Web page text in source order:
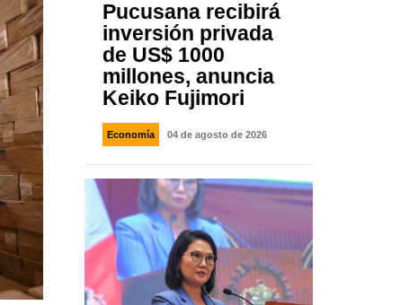
Pucusana recibirá
inversión privada
de US$ 1000
millones, anuncia
Keiko Fujimori
Economía 04 de agosto de 2026